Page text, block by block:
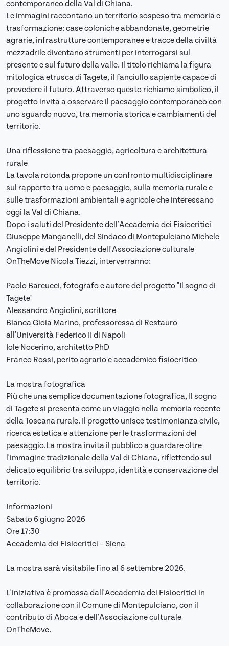
contemporaneo della Val di Chiana.
Le immagini raccontano un territorio sospeso tra memoria e
trasformazione: case coloniche abbandonate, geometrie
agrarie, infrastrutture contemporanee e tracce della civiltà
mezzadrile diventano strumenti per interrogarsi sul
presente e sul futuro della valle. Il titolo richiama la figura
mitologica etrusca di Tagete, il fanciullo sapiente capace di
prevedere il futuro. Attraverso questo richiamo simbolico, il
progetto invita a osservare il paesaggio contemporaneo con
uno sguardo nuovo, tra memoria storica e cambiamenti del
territorio.
Una riflessione tra paesaggio, agricoltura e architettura
rurale
La tavola rotonda propone un confronto multidisciplinare
sul rapporto tra uomo e paesaggio, sulla memoria rurale e
sulle trasformazioni ambientali e agricole che interessano
oggi la Val di Chiana.
Dopo i saluti del Presidente dell'Accademia dei Fisiocritici
Giuseppe Manganelli, del Sindaco di Montepulciano Michele
Angiolini e del Presidente dell'Associazione culturale
OnTheMove Nicola Tiezzi, interverranno:
Paolo Barcucci, fotografo e autore del progetto "Il sogno di
Tagete"
Alessandro Angiolini, scrittore
Bianca Gioia Marino, professoressa di Restauro
all'Università Federico II di Napoli
Iole Nocerino, architetto PhD
Franco Rossi, perito agrario e accademico fisiocritico
La mostra fotografica
Più che una semplice documentazione fotografica, Il sogno
di Tagete si presenta come un viaggio nella memoria recente
della Toscana rurale. Il progetto unisce testimonianza civile,
ricerca estetica e attenzione per le trasformazioni del
paesaggio.La mostra invita il pubblico a guardare oltre
l'immagine tradizionale della Val di Chiana, riflettendo sul
delicato equilibrio tra sviluppo, identità e conservazione del
territorio.
Informazioni
Sabato 6 giugno 2026
Ore 17:30
Accademia dei Fisiocritici – Siena
La mostra sarà visitabile fino al 6 settembre 2026.
L'iniziativa è promossa dall'Accademia dei Fisiocritici in
collaborazione con il Comune di Montepulciano, con il
contributo di Aboca e dell'Associazione culturale
OnTheMove.